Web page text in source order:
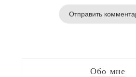
Обо мне